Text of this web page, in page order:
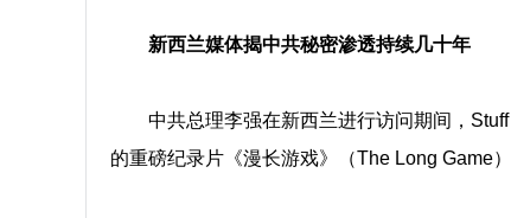
新西兰媒体揭中共秘密渗透持续几十年
中共总理李强在新西兰进行访问期间，
的重磅纪录片《漫长游戏》（The Long Game